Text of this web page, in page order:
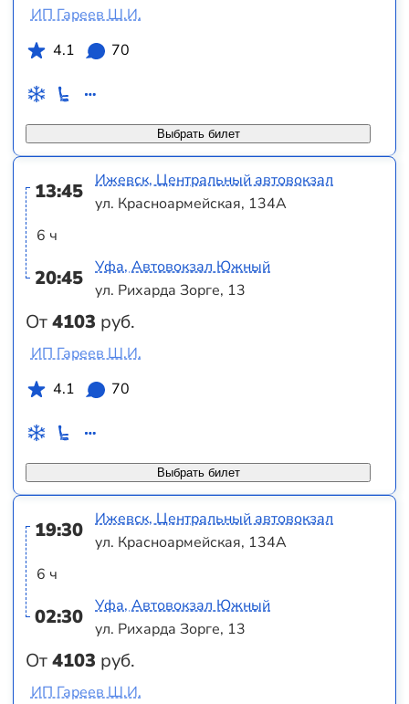
Выбрать билет
ИП Гареев Ш.И.
4.1
70
13:45
6 ч
20:45
От4103 руб.
Ижевск, Центральный автовокзал
ул. Красноармейская, 134А
Уфа, Автовокзал Южный
ул. Рихарда Зорге, 13
Выбрать билет
ИП Гареев Ш.И.
4.1
70
19:30
6 ч
02:30
От4103 руб.
Ижевск, Центральный автовокзал
ул. Красноармейская, 134А
Уфа, Автовокзал Южный
ул. Рихарда Зорге, 13
ИП Гареев Ш.И.